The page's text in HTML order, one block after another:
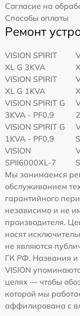
Согласие на
Способы оплаты
Ремонт
VISION SPIRIT
XL G 3KVA
VISION SPIRIT
XL G 1KVA
VISION SPIRIT G
3KVA - PF0,9
VISION SPIRIT G
1KVA - PF0,9
VISION
SPII6000XL-7
Мы занимаемся
обслуживанием
гарантийного
независимо и не
производителя.
носят
не являются
ГК РФ. Названия и
VISION
целях — чтобы
которой мы
аффилирована с